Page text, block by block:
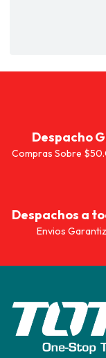
Despacho
Compras Sobre
Despachos a
Envios